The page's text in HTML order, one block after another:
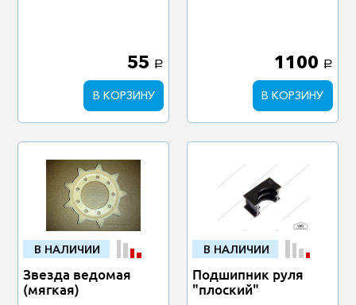
55 a
В КОРЗИНУ
1100 a
В КОРЗИНУ
В НАЛИЧИИ
Звезда ведомая
(мягкая)
В НАЛИЧИИ
Подшипник руля
"плоский"